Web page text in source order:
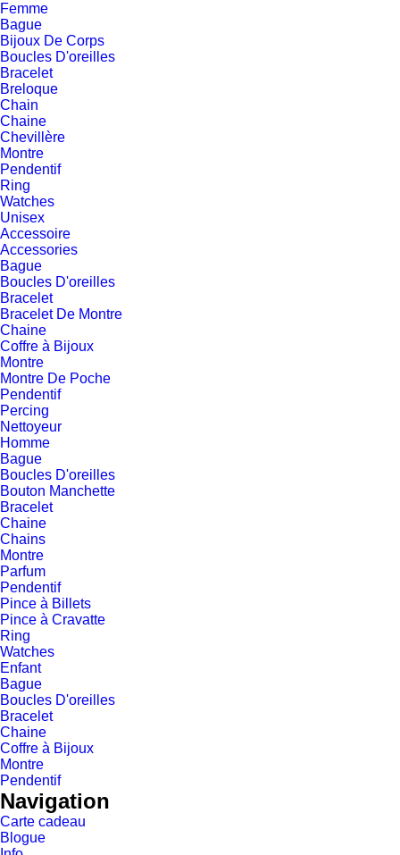
Femme
Bague
Bijoux De Corps
Boucles D'oreilles
Bracelet
Breloque
Chain
Chaine
Chevillère
Montre
Pendentif
Ring
Watches
Unisex
Accessoire
Accessories
Bague
Boucles D'oreilles
Bracelet
Bracelet De Montre
Chaine
Coffre à Bijoux
Montre
Montre De Poche
Pendentif
Percing
Nettoyeur
Homme
Bague
Boucles D'oreilles
Bouton Manchette
Bracelet
Chaine
Chains
Montre
Parfum
Pendentif
Pince à Billets
Pince à Cravatte
Ring
Watches
Enfant
Bague
Boucles D'oreilles
Bracelet
Chaine
Coffre à Bijoux
Montre
Pendentif
Navigation
Carte cadeau
Blogue